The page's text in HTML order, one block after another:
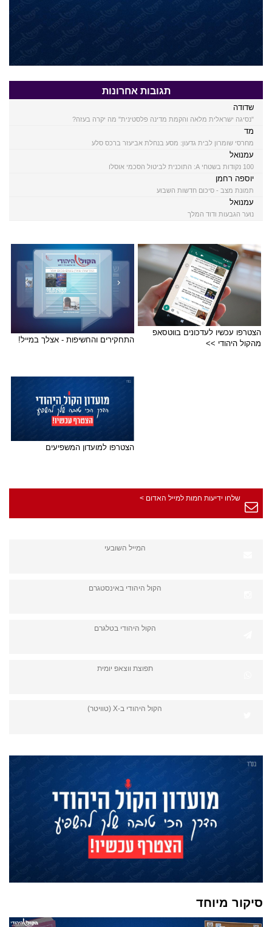
תגובות אחרונות
שדודה
"נסיגה ישראלית מלאה והקמת מדינה פלסטינית" מה יקרה בעזה?
מד
מחרסי שומרון לבית גדעון: מסע בנחלת אביעזר ברכס סלע
עמנואל
100 נקודות בשטחי A: התוכנית לביטול הסכמי אוסלו
יוספה רחמן
תמונת מצב - סיכום חדשות השבוע
עמנואל
נוער הגבעות ודוד המלך
הצטרפו עכשיו לעדכונים בווטסאפ
מהקול היהודי >>
התחקירים והחשיפות - אצלך במייל!
הצטרפו למועדון המשפיעים
שלחו ידיעות חמות למייל האדום >
המייל השובעי
הקול היהודי באינסטגרם
הקול היהודי בטלגרם
תפוצת ווצאפ יומית
הקול היהודי ב-X (טוויטר)
סיקור מיוחד